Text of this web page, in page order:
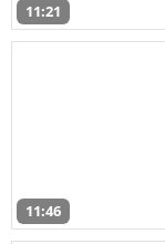
11:21
11:46